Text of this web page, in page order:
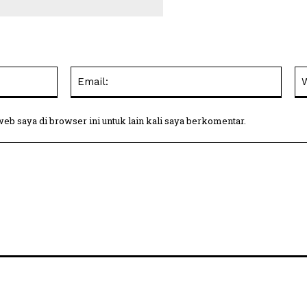
saya di browser ini untuk lain kali saya berkomentar.